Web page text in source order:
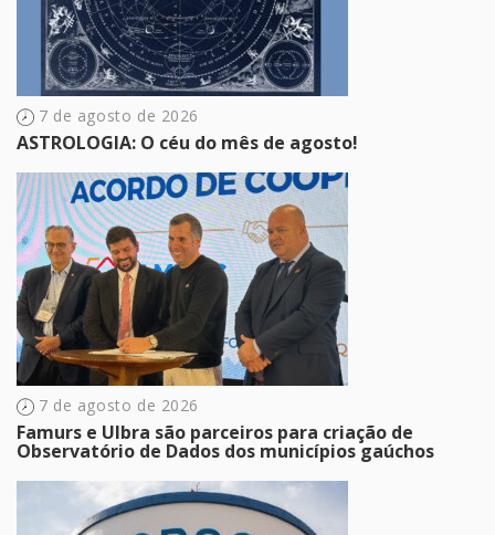
7 de agosto de 2026
ASTROLOGIA: O céu do mês de agosto!
7 de agosto de 2026
Famurs e Ulbra são parceiros para criação de
Observatório de Dados dos municípios gaúchos